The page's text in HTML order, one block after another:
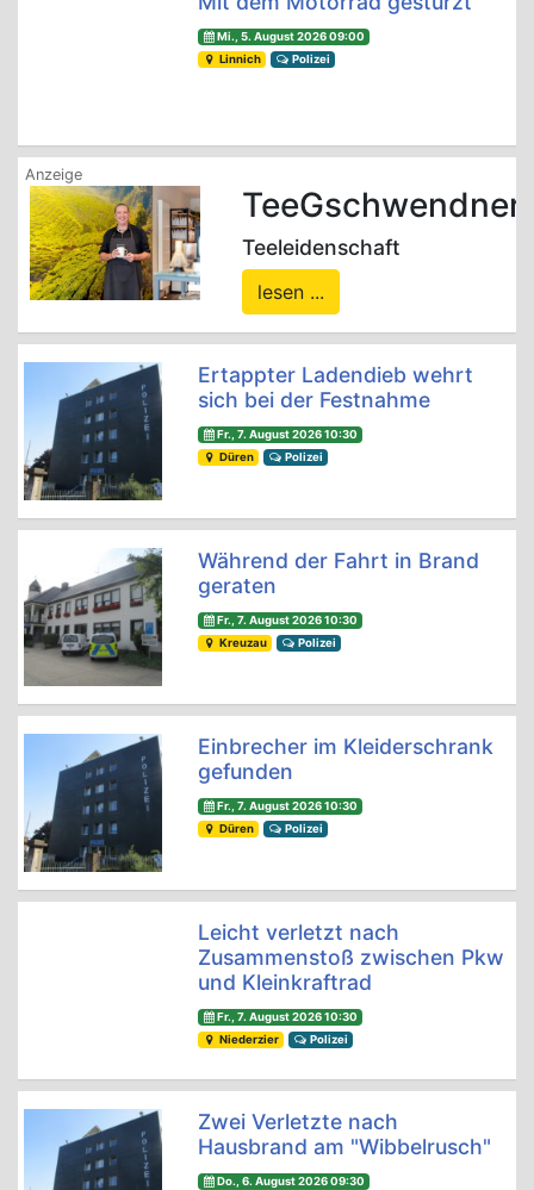
Mi., 5. August 2026 09:00
Linnich
Polizei
TeeGschwendner
Teeleidenschaft
lesen ...
Ertappter Ladendieb wehrt
sich bei der Festnahme
Fr., 7. August 2026 10:30
Düren
Polizei
Während der Fahrt in Brand
geraten
Fr., 7. August 2026 10:30
Kreuzau
Polizei
Einbrecher im Kleiderschrank
gefunden
Fr., 7. August 2026 10:30
Düren
Polizei
Leicht verletzt nach
Zusammenstoß zwischen Pkw
und Kleinkraftrad
Fr., 7. August 2026 10:30
Niederzier
Polizei
Zwei Verletzte nach
Hausbrand am "Wibbelrusch"
Do., 6. August 2026 09:30